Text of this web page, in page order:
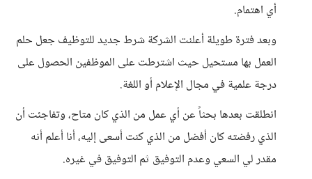
أي اهتمام.
وبعد فترة طويلة أعلنت الشركة شرط جديد للتوظيف جعل حلم
العمل بها مستحيل حيث اشترطت على الموظفين الحصول على
درجة علمية في مجال الإعلام أو اللغة.
انطلقت بعدها بحثاً عن أي عمل من الذي كان متاح، وتفاجئت أن
الذي رفضته كان أفضل من الذي كنت أسعى إليه، أنا أعلم أنه
مقدر لي السعي وعدم التوفيق ثم التوفيق في غيره.